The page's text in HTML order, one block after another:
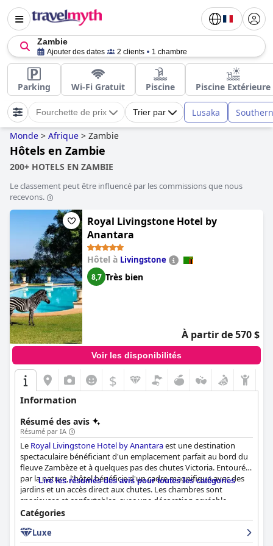
Zambie
Ajouter des dates 2 clients 1 chambre
Parking Wi-Fi Gratuit Piscine Piscine Extérieure
Fourchette de prix Trier par Lusaka
Monde > Afrique > Zambie
Hôtels en Zambie
200+ HOTELS EN ZAMBIE
Le classement peut être influencé par les commissions que nous
recevons.
Royal Livingstone Hotel by
Anantara
Hôtel à Livingstone
8,7 Très bien
À partir de 570 $
Voir les disponibilités
$
Information
Résumé des avis
Résumé par IA
Le Royal Livingstone Hotel by Anantaraest une destination
spectaculaire bénéficiant d'un emplacement parfait au bord du
fleuve Zambèze et à quelques pas des chutes Victoria. Entouré
par la nature, l'hôtel bénéficie d'un cadre magnifique avec des
jardins et un accès direct aux chutes. Les chambres sont
spacieuses et confortables, avec une décoration agréable,
offrant une expérience traditionnelle avec une touche
d'élégance. Le restaurant propose des plats d'une qualité
exceptionnelle, avec un menu qui change tous les deux soirs, et
Lire les résumés des avis pour toutes les catégories
Catégories
Luxe